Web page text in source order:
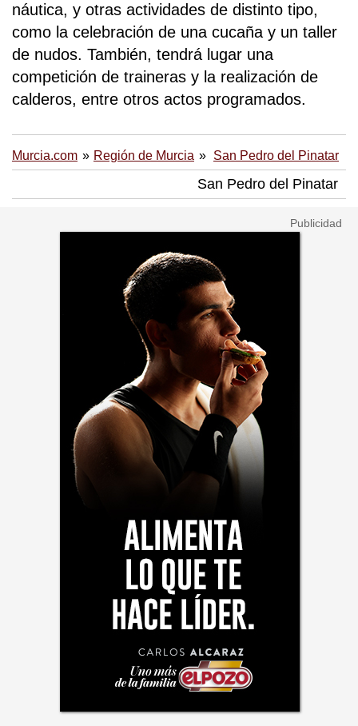
náutica, y otras actividades de distinto tipo,
como la celebración de una cucaña y un taller
de nudos. También, tendrá lugar una
competición de traineras y la realización de
calderos, entre otros actos programados.
Murcia.com Región de Murcia San Pedro del Pinatar
San Pedro del Pinatar